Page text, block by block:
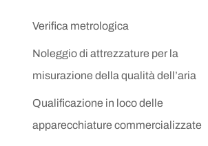
Verifica metrologica
Noleggio di attrezzature per la
misurazione della qualità dell’aria
Qualificazione in loco delle
apparecchiature commercializzate